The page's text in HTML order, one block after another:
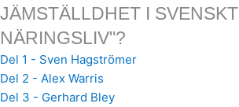
JÄMSTÄLLDHET I SVENSKT
NÄRINGSLIV"?
Del 1 - Sven Hagströmer
Del 2 - Alex Warris
Del 3 - Gerhard Bley